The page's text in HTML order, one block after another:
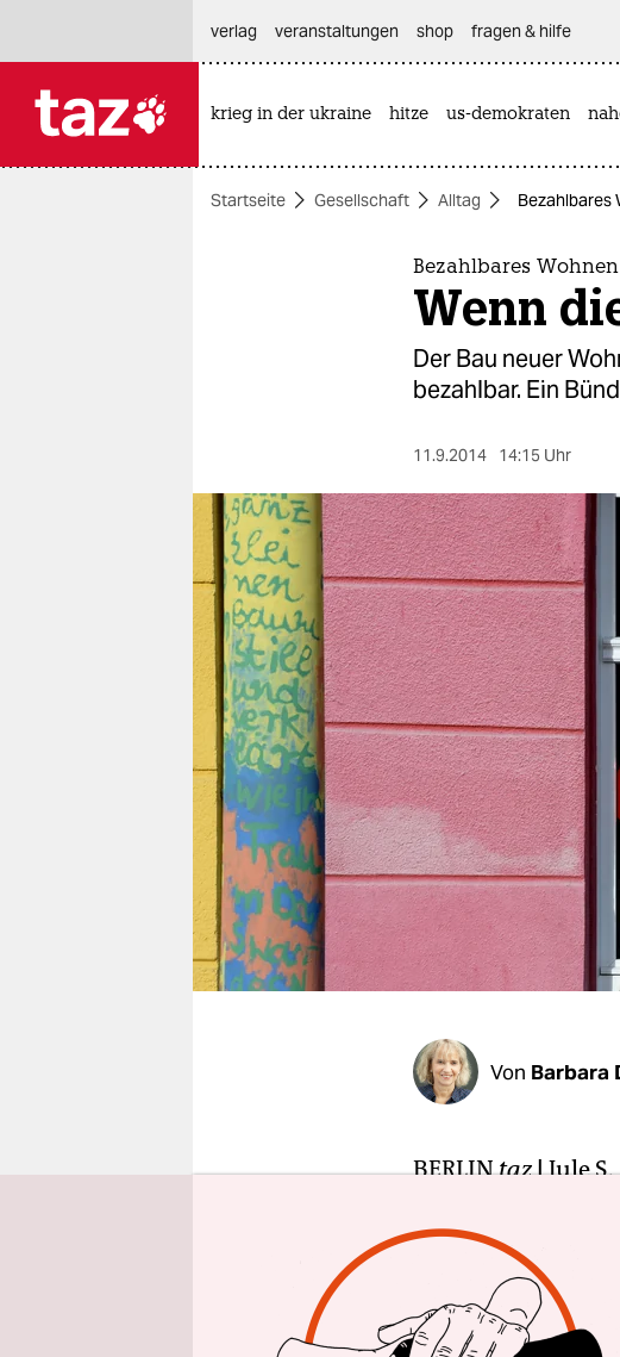
themen
berlin
nord
wahrheit
verlag
verlag
veranstaltungen
shop
fragen & hilfe
unterstützen
abo
verlag
veranstaltungen shop fragen & hilfe
krieg in der ukraine hitze us-demokraten
Startseite Gesellschaft Alltag Bezahlbares
Bezahlbares Wohnen
Wenn
Der Bau neuer
bezahlbar. Ein
11.9.2014 14:15 Uhr
Von Barbara
BERLINtaz|Jule
im Monat. Sie
Kosten für
kaum noch Geld
IV gehen“, klagt